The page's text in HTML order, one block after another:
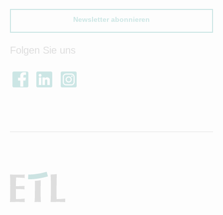
Newsletter abonnieren
Folgen Sie uns